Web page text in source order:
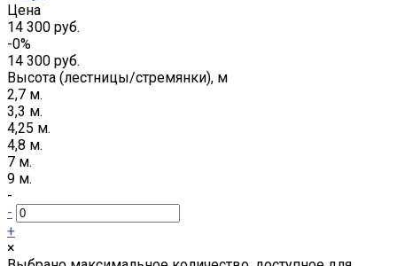
Цена
14 300 руб.
-0%
14 300 руб.
Высота (лестницы/стремянки), м
2,7 м.
3,3 м.
4,25 м.
4,8 м.
7 м.
9 м.
-
-
+
×